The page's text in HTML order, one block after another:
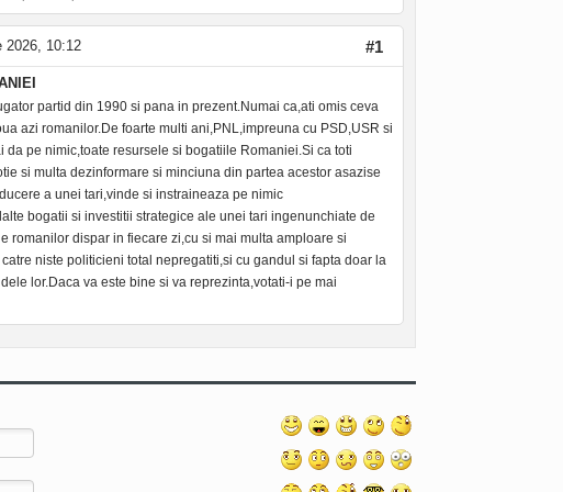
10:12 #1
partid din 1990 si pana in prezent.Numai ca,ati omis ceva
azi romanilor.De foarte multi ani,PNL,impreuna cu PSD,USR si
pe nimic,toate resursele si bogatiile Romaniei.Si ca toti
si multa dezinformare si minciuna din partea acestor asazise
a unei tari,vinde si instraineaza pe nimic
bogatii si investitii strategice ale unei tari ingenunchiate de
romanilor dispar in fiecare zi,cu si mai multa amploare si
niste politicieni total nepregatiti,si cu gandul si fapta doar la
lor.Daca va este bine si va reprezinta,votati-i pe mai